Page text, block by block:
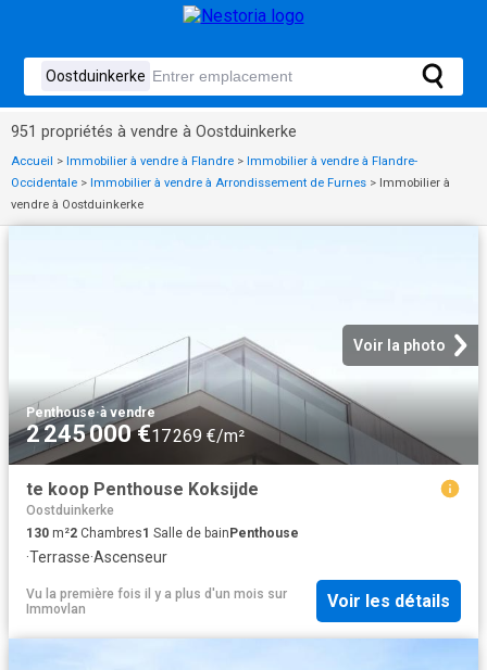
951 propriétés à vendre à Oostduinkerke
Accueil > Immobilier à vendre à Flandre > Immobilier à vendre à Flandre-
Occidentale > Immobilier à vendre à Arrondissement de Furnes > Immobilier à
vendre à Oostduinkerke
Voir la photo
Penthouse·à vendre
2 245 000 €17 269 €/m²
te koop Penthouse Koksijde
Oostduinkerke
130 m²2 Chambres1 Salle de bainPenthouse
·Terrasse·Ascenseur
Vu la première fois il y a plus d'un mois sur
Immovlan
Voir les détails